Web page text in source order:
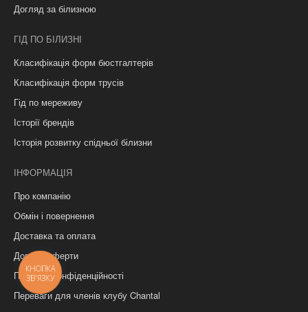
Догляд за білизною
ГІД ПО БІЛИЗНІ
Класифікація форм бюстгалтерів
Класифікація форм трусів
Гід по мереживу
Історії брендів
Історія розвитку спідньої білизни
ІНФОРМАЦІЯ
Про компанію
Обмін і повернення
Доставка та оплата
Договір оферти
Політика конфіденційності
Переваги для членів клубу Chantal
КНОПКА
ЗВ'ЯЗКУ